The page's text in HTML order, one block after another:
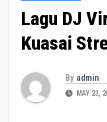
Lagu DJ
Kuasai
By admin
MAY 23,